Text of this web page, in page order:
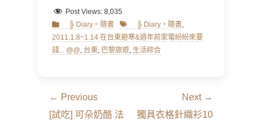
Post Views: 8,035
Categories
╠ Diary。隨書 Tags ╠ Diary。隨書,
2011.1.8~1.14 在台東避寒&過年前家電紛紛來要
錢... @@, 台東, 巴黎旅遊, 生活綜合
文
章
← Previous
Previous
[試吃] 可朵奶酪 法
Next →
Next
獨具衣格針織衫10